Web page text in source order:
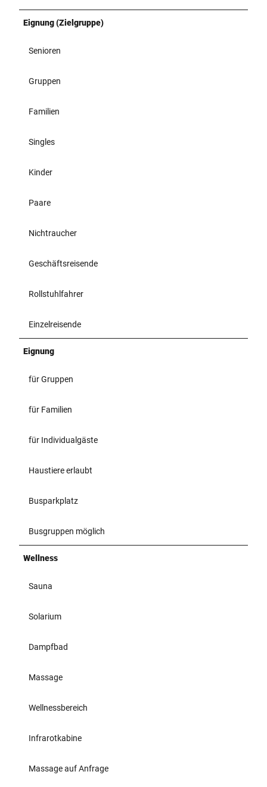
Eignung (Zielgruppe)
Senioren
Gruppen
Familien
Singles
Kinder
Paare
Nichtraucher
Geschäftsreisende
Rollstuhlfahrer
Einzelreisende
Eignung
für Gruppen
für Familien
für Individualgäste
Haustiere erlaubt
Busparkplatz
Busgruppen möglich
Wellness
Sauna
Solarium
Dampfbad
Massage
Wellnessbereich
Infrarotkabine
Massage auf Anfrage